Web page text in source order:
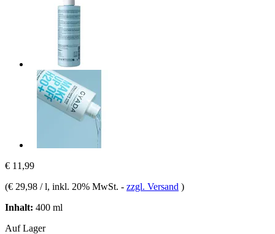
€ 11,99
(€ 29,98 / l, inkl. 20% MwSt. - zzgl. Versand )
Inhalt: 400 ml
Auf Lager